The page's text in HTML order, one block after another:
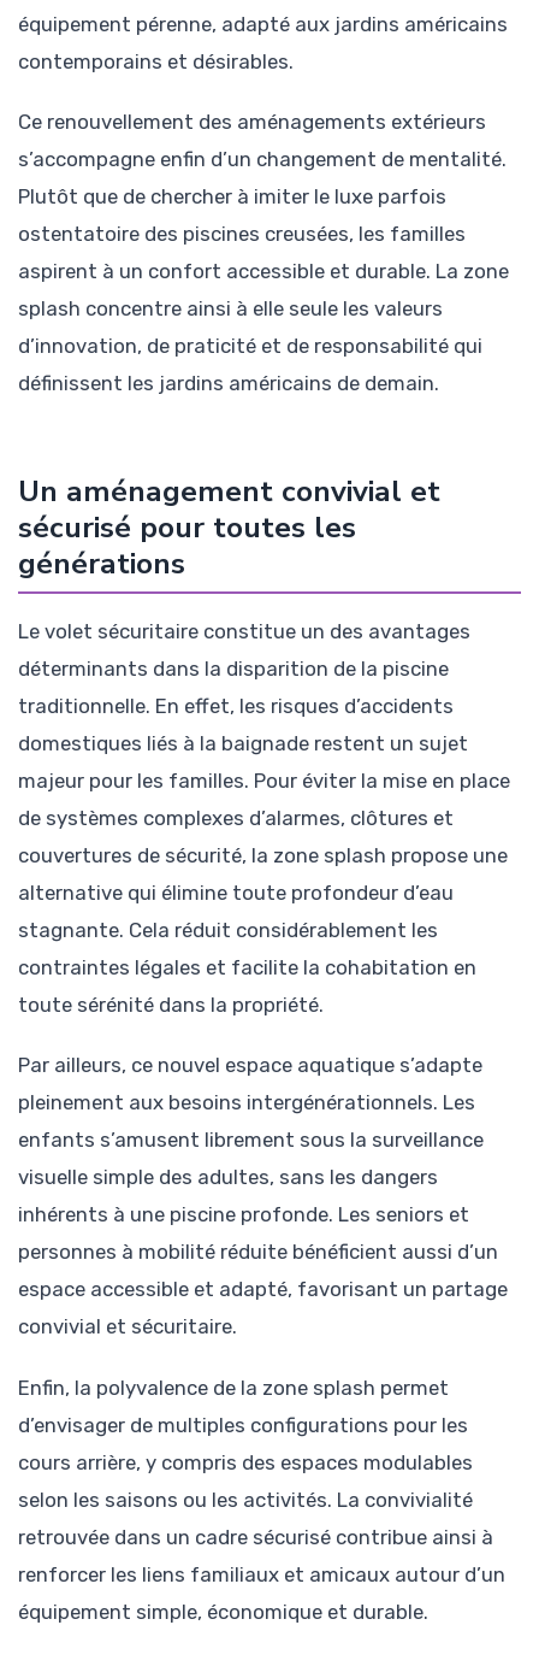
équipement pérenne, adapté aux jardins américains
contemporains et désirables.
Ce renouvellement des aménagements extérieurs
s’accompagne enfin d’un changement de mentalité.
Plutôt que de chercher à imiter le luxe parfois
ostentatoire des piscines creusées, les familles
aspirent à un confort accessible et durable. La zone
splash concentre ainsi à elle seule les valeurs
d’innovation, de praticité et de responsabilité qui
définissent les jardins américains de demain.
Un aménagement convivial et
sécurisé pour toutes les
générations
Le volet sécuritaire constitue un des avantages
déterminants dans la disparition de la piscine
traditionnelle. En effet, les risques d’accidents
domestiques liés à la baignade restent un sujet
majeur pour les familles. Pour éviter la mise en place
de systèmes complexes d’alarmes, clôtures et
couvertures de sécurité, la zone splash propose une
alternative qui élimine toute profondeur d’eau
stagnante. Cela réduit considérablement les
contraintes légales et facilite la cohabitation en
toute sérénité dans la propriété.
Par ailleurs, ce nouvel espace aquatique s’adapte
pleinement aux besoins intergénérationnels. Les
enfants s’amusent librement sous la surveillance
visuelle simple des adultes, sans les dangers
inhérents à une piscine profonde. Les seniors et
personnes à mobilité réduite bénéficient aussi d’un
espace accessible et adapté, favorisant un partage
convivial et sécuritaire.
Enfin, la polyvalence de la zone splash permet
d’envisager de multiples configurations pour les
cours arrière, y compris des espaces modulables
selon les saisons ou les activités. La convivialité
retrouvée dans un cadre sécurisé contribue ainsi à
renforcer les liens familiaux et amicaux autour d’un
équipement simple, économique et durable.